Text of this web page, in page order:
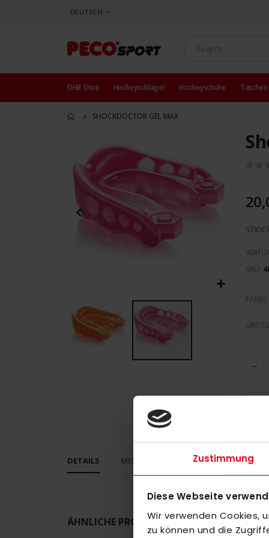
Zustimmung
Diese Webseite
Wir verwenden Cookies,
zu können und die
SPRACHE
DEUTSCH
DHB Shop Hockeyschläger Hockeyschuhe Taschen
SHOCKDOCTOR GEL MAX
der
Bildergalerie
springen
SKU
FARBE
GRÖSSE
DETAILS MEHR INFORMATIONEN
ÄHNLICHE PRODUKTE